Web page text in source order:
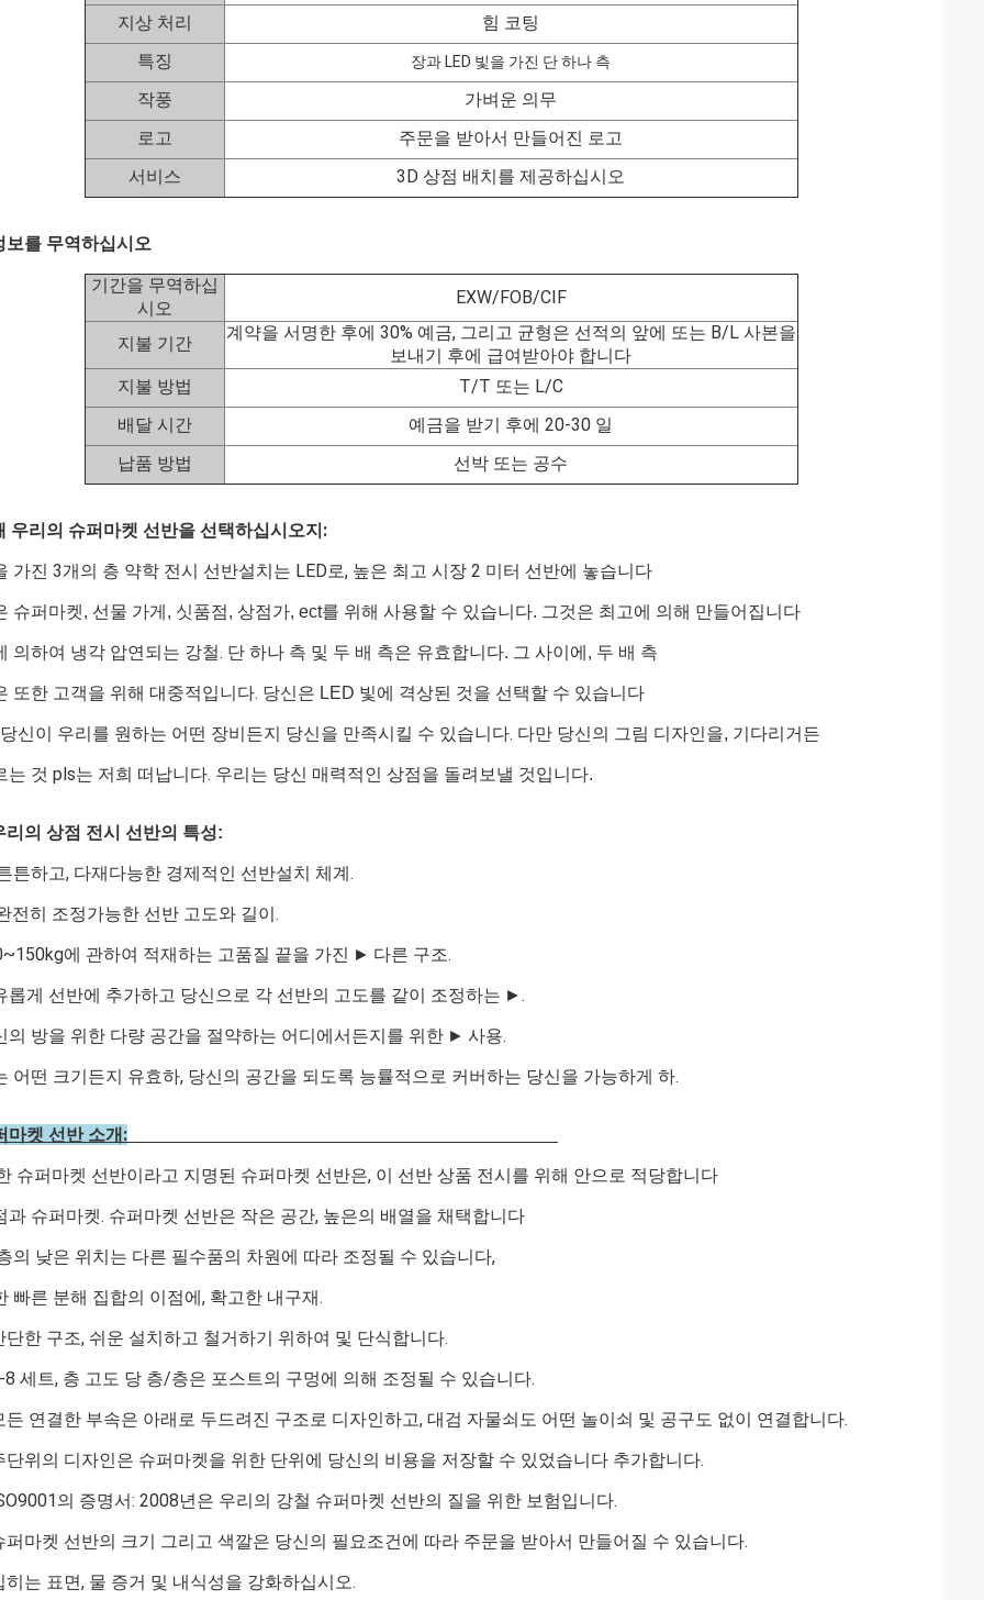
지상 처리
힘 코팅
특징
장과 LED 빛을 가진 단 하나 측
작풍
가벼운 의무
로고
주문을 받아서 만들어진 로고
서비스
3D 상점 배치를 제공하십시오
보를 무역하십시오
기간을 무역하십
시오
EXW/FOB/CIF
지불 기간
계약을 서명한 후에 30% 예금, 그리고 균형은 선적의 앞에 또는 B/L 사본을
보내기 후에 급여받아야 합니다
지불 방법
T/T 또는 L/C
배달 시간
예금을 받기 후에 20-30 일
납품 방법
선박 또는 공수
우리의 슈퍼마켓 선반을 선택하십시오지:
가진 3개의 층 약학 전시 선반설치는 LED로, 높은 최고 시장 2 미터 선반에 놓습니다
슈퍼마켓, 선물 가게, 싯품점, 상점가, ect를 위해 사용할 수 있습니다. 그것은 최고에 의해 만들어집니다
의하여 냉각 압연되는 강철. 단 하나 측 및 두 배 측은 유효합니다. 그 사이에, 두 배 측
또한 고객을 위해 대중적입니다. 당신은 LED 빛에 격상된 것을 선택할 수 있습니다
신이 우리를 원하는 어떤 장비든지 당신을 만족시킬 수 있습니다. 다만 당신의 그림 디자인을, 기다리거든
는 것 pls는 저희 떠납니다. 우리는 당신 매력적인 상점을 돌려보낼 것입니다.
리의 상점 전시 선반의 특성:
튼하고, 다재다능한 경제적인 선반설치 체계.
전히 조정가능한 선반 고도와 길이.
에 관하여 적재하는 고품질 끝을 가진 ► 다른 구조.
롭게 선반에 추가하고 당신으로 각 선반의 고도를 같이 조정하는 ►.
의 방을 위한 다량 공간을 절약하는 어디에서든지를 위한 ► 사용.
어떤 크기든지 유효하, 당신의 공간을 되도록 능률적으로 커버하는 당신을 가능하게 하.
마켓 선반 소개:
슈퍼마켓 선반이라고 지명된 슈퍼마켓 선반은, 이 선반 상품 전시를 위해 안으로 적당합니다
과 슈퍼마켓. 슈퍼마켓 선반은 작은 공간, 높은의 배열을 채택합니다
의 낮은 위치는 다른 필수품의 차원에 따라 조정될 수 있습니다,
빠른 분해 집합의 이점에, 확고한 내구재.
단한 구조, 쉬운 설치하고 철거하기 위하여 및 단식합니다.
8 세트, 층 고도 당 층/층은 포스트의 구멍에 의해 조정될 수 있습니다.
든 연결한 부속은 아래로 두드려진 구조로 디자인하고, 대검 자물쇠도 어떤 놀이쇠 및 공구도 없이 연결합니다.
단위의 디자인은 슈퍼마켓을 위한 단위에 당신의 비용을 저장할 수 있었습니다 추가합니다.
의 증명서: 2008년은 우리의 강철 슈퍼마켓 선반의 질을 위한 보험입니다.
퍼마켓 선반의 크기 그리고 색깔은 당신의 필요조건에 따라 주문을 받아서 만들어질 수 있습니다.
히는 표면, 물 증거 및 내식성을 강화하십시오.